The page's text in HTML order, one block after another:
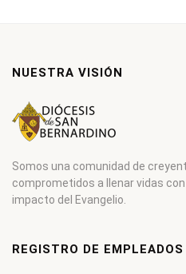
NUESTRA VISIÓN
Somos una comunidad de
comprometidos a llenar vidas
impacto del Evangelio.
REGISTRO DE EMPLEADOS